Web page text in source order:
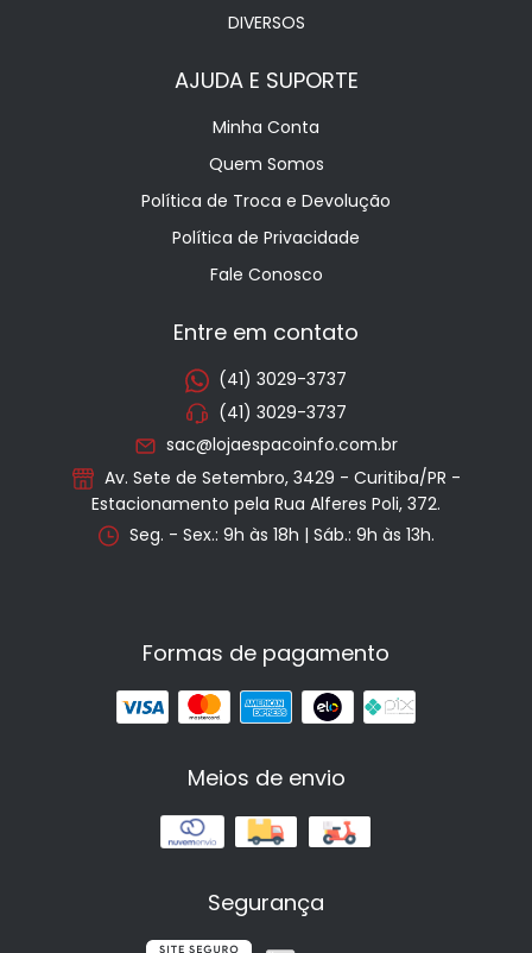
DIVERSOS
AJUDA E SUPORTE
Minha Conta
Quem Somos
Política de Troca e Devolução
Política de Privacidade
Fale Conosco
Entre em contato
(41) 3029-3737
(41) 3029-3737
sac@lojaespacoinfo.com.br
Av. Sete de Setembro, 3429 - Curitiba/PR -
Estacionamento pela Rua Alferes Poli, 372.
Seg. - Sex.: 9h às 18h | Sáb.: 9h às 13h.
Formas de pagamento
Meios de envio
Segurança